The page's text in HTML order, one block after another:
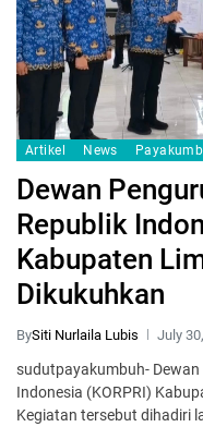
Artikel News
Dewan
Republik
Kabupaten
Dikukuhkan
BySiti Nurlaila Lubis July
sudutpayakumbuh-
Indonesia (KORPRI)
Kegiatan tersebut dihadiri